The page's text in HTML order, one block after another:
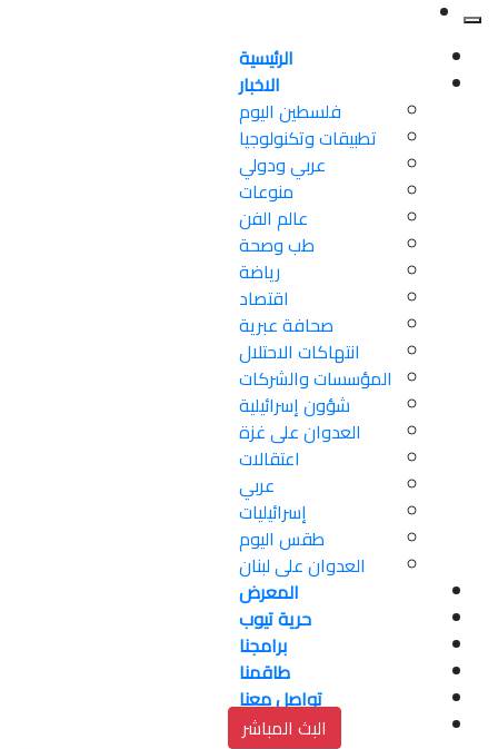
الرئيسية
الاخبار
فلسطين اليوم
تطبيقات وتكنولوجيا
عربي ودولي
منوعات
عالم الفن
طب وصحة
رياضة
اقتصاد
صحافة عبرية
انتهاكات الاحتلال
المؤسسات والشركات
شؤون إسرائيلية
العدوان على غزة
اعتقالات
عربي
إسرائيليات
طقس اليوم
العدوان على لبنان
المعرض
حرية تيوب
برامجنا
طاقمنا
تواصل معنا
البث المباشر